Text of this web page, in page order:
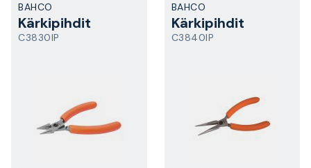
BAHCO
Kärkipihdit
C3830IP
BAHCO
Kärkipihdit
C3840IP